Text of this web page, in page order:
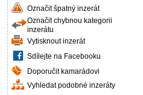
Označit špatný inzerát
Označit chybnou kategorii
inzerátu
Vytisknout inzerát
Sdílejte na Facebooku
Doporučit kamarádovi
Vyhledat podobné inzeráty